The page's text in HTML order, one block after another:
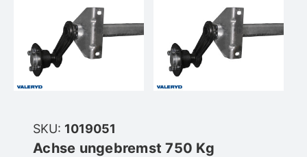
SKU: 1019051
Achse ungebremst 750 Kg